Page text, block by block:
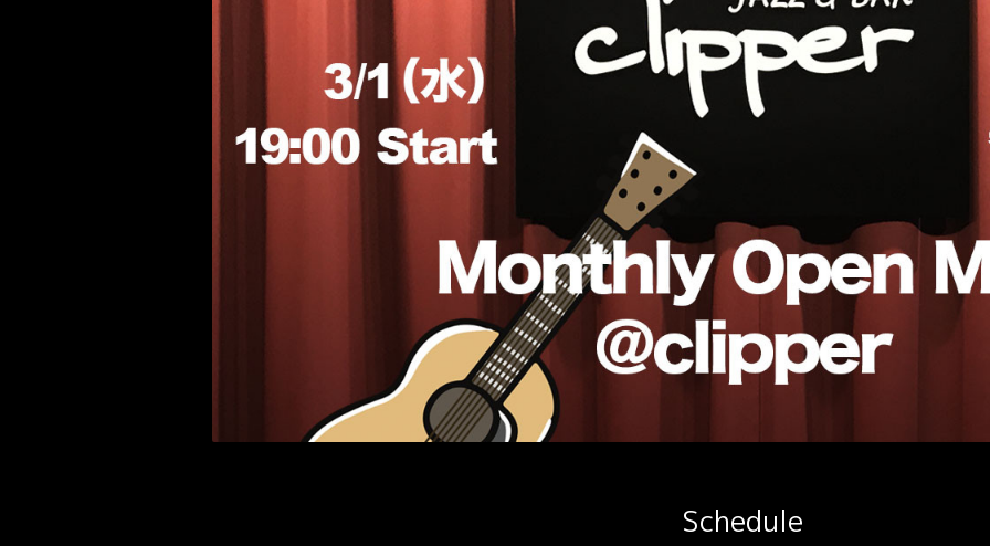
Schedule